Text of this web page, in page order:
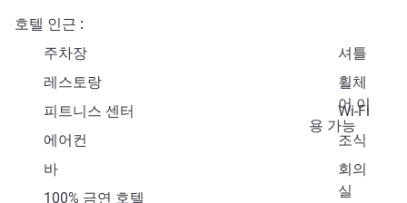
호텔 인근
주차장
셔틀
레스토랑
휠체
어 이
용 가능
피트니스 센터
Wi-Fi
에어컨
조식
바
회의
실
100% 금연 호텔